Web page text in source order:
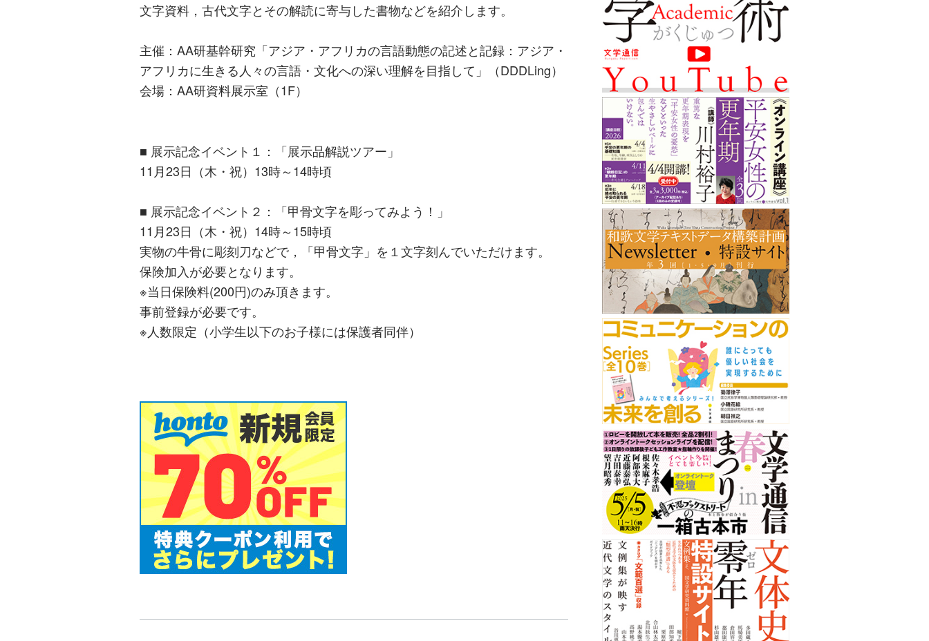
文字資料，古代文字とその解読に寄与した書物などを紹介します。
主催：AA研基幹研究「アジア・アフリカの言語動態の記述と記録：アジア・
アフリカに生きる人々の言語・文化への深い理解を目指して」（DDDLing）
会場：AA研資料展示室（1F）
■ 展示記念イベント１：「展示品解説ツアー」
11月23日（木・祝）13時～14時頃
■ 展示記念イベント２：「甲骨文字を彫ってみよう！」
11月23日（木・祝）14時～15時頃
実物の牛骨に彫刻刀などで，「甲骨文字」を１文字刻んでいただけます。
保険加入が必要となります。
※当日保険料(200円)のみ頂きます。
事前登録が必要です。
※人数限定（小学生以下のお子様には保護者同伴）